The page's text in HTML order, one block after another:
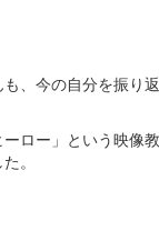
、今の自分を振り
ロー」という映像
。